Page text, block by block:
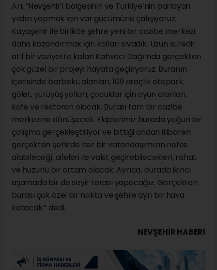
Arı, “Nevşehir’i bölgesinin ve Türkiye’nin parlayan
yıldızı yapmak için var gücümüzle çalışıyoruz.
Kayaşehir ile birlikte şehre yeni bir cazibe merkezi
daha kazandırmak için kolları sıvadık. Uzun süredir
atıl bir vaziyette kalan Kahveci Dağı’nda gerçekten
çok güzel bir projeyi hayata geçiriyoruz. Buranın
içerisinde barbekü alanları, 109 araçlık otopark,
gölet, yürüyüş yolları, çocuklar için oyun alanları,
kafe ve restoran olacak. Burası tam bir cazibe
merkezine dönüşecek. Ekiplerimiz burada yoğun bir
çalışma gerçekleştiriyor ve bittiği andan itibaren
gerçekten şehirde her bir vatandaşımızın nefes
alabileceği, aileleri ile vakit geçirebilecekleri, rahat
ve huzurlu bir ortam olacak. Ayrıca, burada ikinci
aşamada bir de seyir terası yapacağız. Gerçekten
burası çok özel bir nokta ve şehre ayrı bir hava
katacak.” dedi.
NEVŞEHIR HABERİ